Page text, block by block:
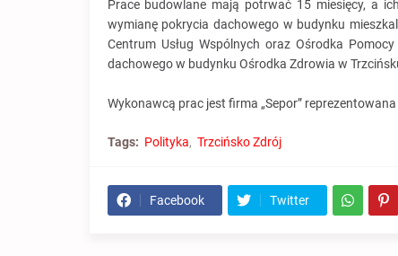
Prace budowlane mają potrwać 15 miesięcy, a
wymianę pokrycia dachowego w budynku
Centrum Usług Wspólnych oraz Ośrodka
dachowego w budynku Ośrodka Zdrowia w
Wykonawcą prac jest firma „Sepor”
Tags: Polityka Trzcińsko Zdrój
Facebook Twitter